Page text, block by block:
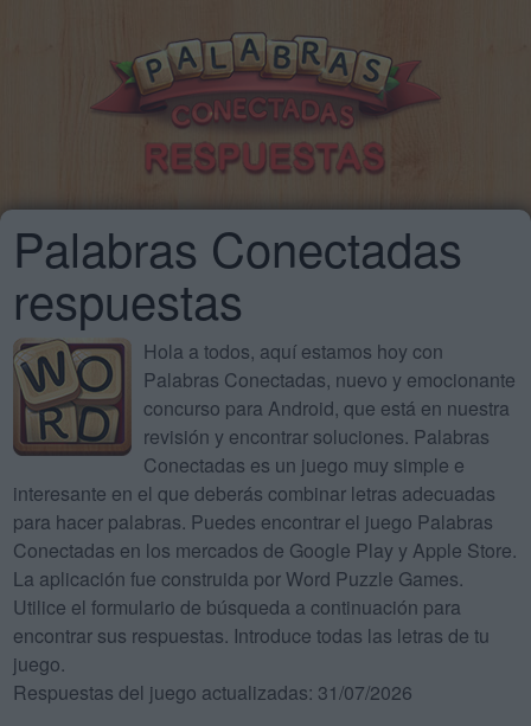
Palabras Conectadas
respuestas
Hola a todos, aquí estamos hoy con
Palabras Conectadas, nuevo y emocionante
concurso para Android, que está en nuestra
revisión y encontrar soluciones. Palabras
Conectadas es un juego muy simple e
interesante en el que deberás combinar letras adecuadas
para hacer palabras. Puedes encontrar el juego Palabras
Conectadas en los mercados de Google Play y Apple Store.
La aplicación fue construida por Word Puzzle Games.
Utilice el formulario de búsqueda a continuación para
encontrar sus respuestas. Introduce todas las letras de tu
juego.
Respuestas del juego actualizadas: 31/07/2026